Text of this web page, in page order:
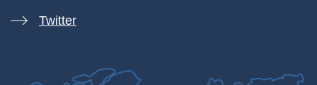
Twitter